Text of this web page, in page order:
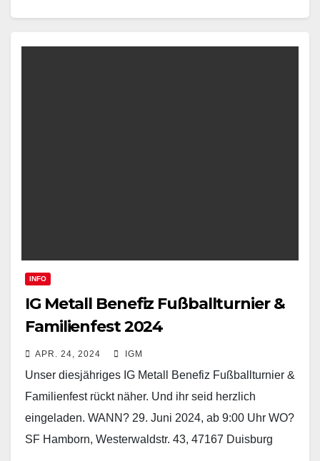
INFO
IG Metall Benefiz Fußballturnier &
Familienfest 2024
APR. 24, 2024 IGM
Unser diesjähriges IG Metall Benefiz Fußballturnier &
Familienfest rückt näher. Und ihr seid herzlich
eingeladen. WANN? 29. Juni 2024, ab 9:00 Uhr WO?
SF Hamborn, Westerwaldstr. 43, 47167 Duisburg